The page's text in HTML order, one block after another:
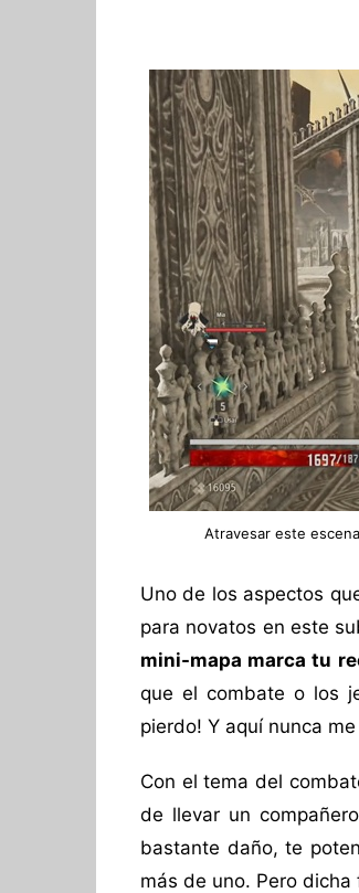
Atravesar este
Uno de los aspectos
para novatos en este
mini-mapa marca tu
que el combate o los
pierdo! Y aquí nunca
Con el tema del
de llevar un
bastante daño, te
más de uno. Pero